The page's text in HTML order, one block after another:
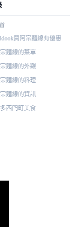
買阿宗麵線有優惠
麵線的菜單
麵線的外觀
麵線的料理
麵線的資訊
西門町美食